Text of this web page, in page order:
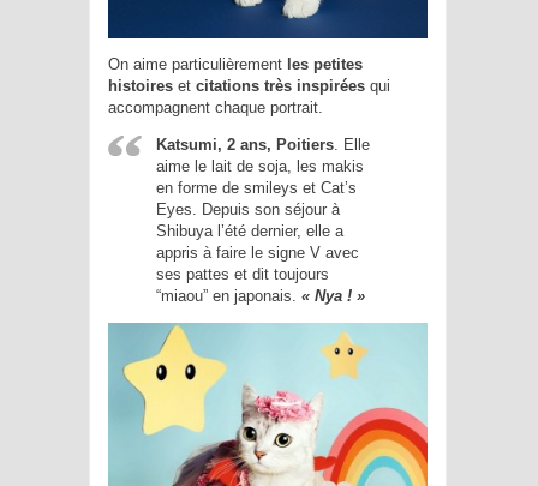
On aime particulièrement les petites
histoires et citations très inspirées qui
accompagnent chaque portrait.
Katsumi, 2 ans, Poitiers . Elle
aime le lait de soja, les makis
en forme de smileys et Cat’s
Eyes. Depuis son séjour à
Shibuya l’été dernier, elle a
appris à faire le signe V avec
ses pattes et dit toujours
“miaou” en japonais. « Nya ! »